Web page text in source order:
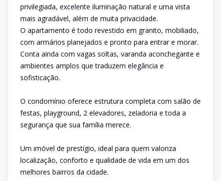
privilegiada, excelente iluminação natural e uma vista
mais agradável, além de muita privacidade.
O apartamento é todo revestido em granito, mobiliado,
com armários planejados e pronto para entrar e morar.
Conta ainda com vagas soltas, varanda aconchegante e
ambientes amplos que traduzem elegância e
sofisticação.
O condomínio oferece estrutura completa com salão de
festas, playground, 2 elevadores, zeladoria e toda a
segurança que sua família merece.
Um imóvel de prestígio, ideal para quem valoriza
localização, conforto e qualidade de vida em um dos
melhores bairros da cidade.